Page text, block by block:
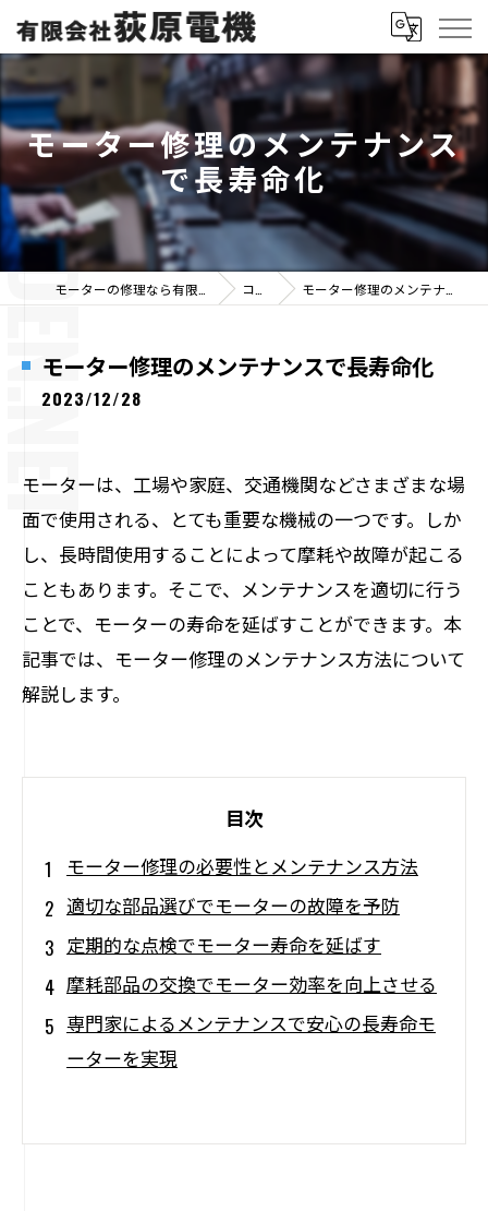
モーター修理のメンテナンス
で長寿命化
コラム モーター修理のメンテナンスで長寿命化
モーター修理のメンテナンスで長寿命化
2023/12/28
モーターは、工場や家庭、交通機関などさまざまな場
面で使用される、とても重要な機械の一つです。しか
し、長時間使用することによって摩耗や故障が起こる
こともあります。そこで、メンテナンスを適切に行う
ことで、モーターの寿命を延ばすことができます。本
記事では、モーター修理のメンテナンス方法について
解説します。
目次
モーター修理の必要性とメンテナンス方法
適切な部品選びでモーターの故障を予防
定期的な点検でモーター寿命を延ばす
摩耗部品の交換でモーター効率を向上させる
専門家によるメンテナンスで安心の長寿命モ
ーターを実現